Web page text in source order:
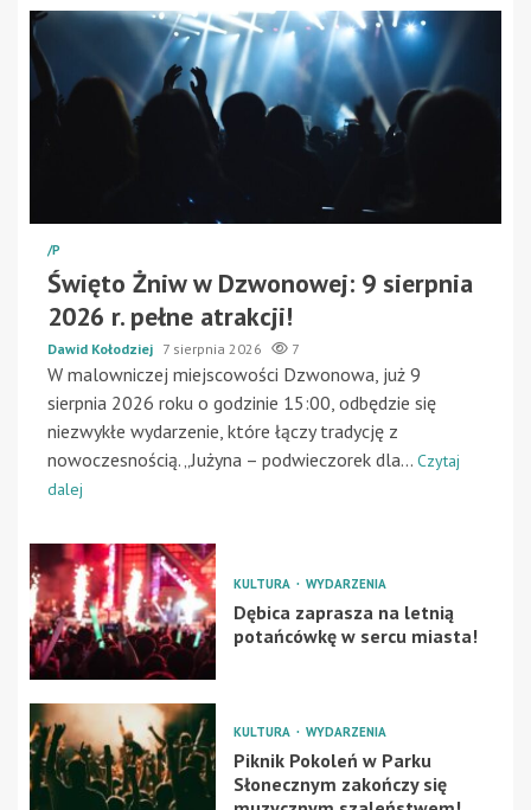
/P
Święto Żniw w Dzwonowej: 9 sierpnia
2026 r. pełne atrakcji!
Dawid Kołodziej 7 sierpnia 2026 7
W malowniczej miejscowości Dzwonowa, już 9
sierpnia 2026 roku o godzinie 15:00, odbędzie się
niezwykłe wydarzenie, które łączy tradycję z
nowoczesnością. „Jużyna – podwieczorek dla... Czytaj
dalej
KULTURA WYDARZENIA
Dębica zaprasza na letnią
potańcówkę w sercu miasta!
KULTURA WYDARZENIA
Piknik Pokoleń w Parku
Słonecznym zakończy się